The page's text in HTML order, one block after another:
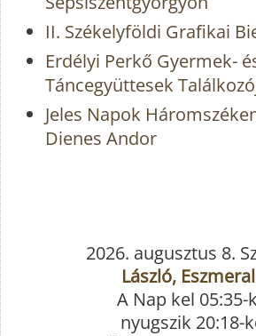
II. Székelyföldi Grafikai
Erdélyi Perkő Gyermek-
Táncegyüttesek
Jeles Napok
Dienes Andor
2026. augusztus 8.
László,
A Nap kel 05:35-
nyugszik 20:18-